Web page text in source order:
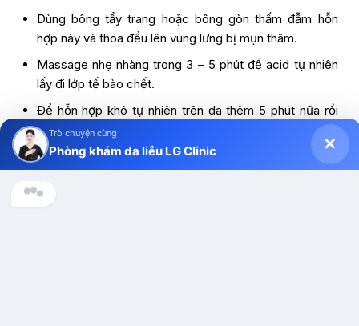
Dùng bông tẩy trang hoặc bông gòn thấm đẫm hỗn
hợp này và thoa đều lên vùng lưng bị mụn thâm.
Massage nhẹ nhàng trong 3 – 5 phút để acid tự nhiên
lấy đi lớp tế bào chết.
Để hỗn hợp khô tự nhiên trên da thêm 5 phút nữa rồi
tắm lại bằng nước mát.
Lưu ý:
Công thức này chỉ thực hiện tối đa 2 lần/tuần.
Chanh có tính acid mạnh nên tuyệt đối không dùng trên
các nốt mụn đang bị trầy xước, chảy máu. Đặc biệt, da
Trò chuyện cùng
Phòng khám da liễu LG Clinic ✕
Chào anh/chị, Phòng khám Da liễu LG Clinic có thể hỗ trợ gì